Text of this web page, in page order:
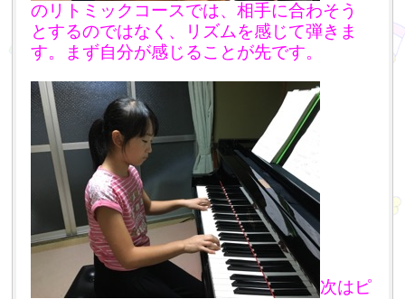
のリトミックコースでは、相手に合わそう
とするのではなく、リズムを感じて弾きま
す。まず自分が感じることが先です。
次はピ